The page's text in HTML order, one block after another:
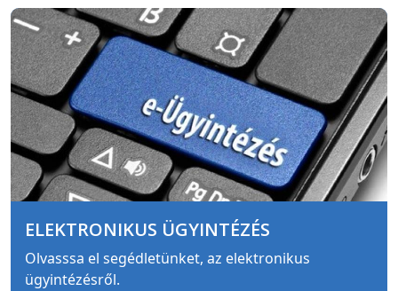
ELEKTRONIKUS ÜGYINTÉZÉS
Olvasssa el segédletünket, az elektronikus
ügyintézésről.